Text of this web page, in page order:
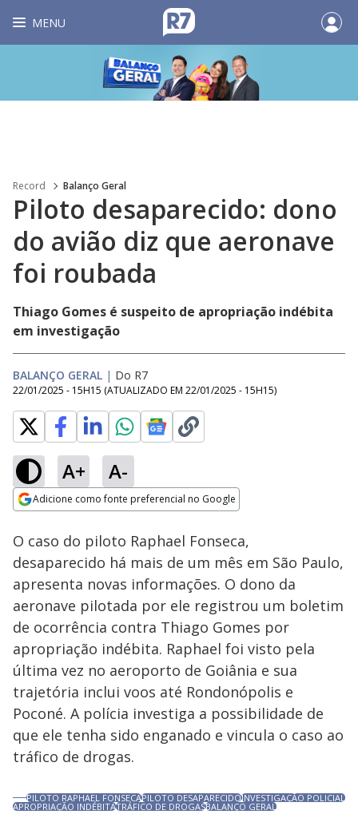
MENU
Record Balanço Geral
Piloto desaparecido: dono
do avião diz que aeronave
foi roubada
Thiago Gomes é suspeito de apropriação indébita
em investigação
BALANÇO GERAL | Do R7
22/01/2025 - 15H15 (ATUALIZADO EM 22/01/2025 - 15H15)
A+ A-
Adicione como fonte preferencial no Google
Ativar
Loaded
12.77%
O caso do piloto Raphael Fonseca,
desaparecido há mais de um mês em São Paulo,
apresenta novas informações. O dono da
aeronave pilotada por ele registrou um boletim
de ocorrência contra Thiago Gomes por
apropriação indébita. Raphael foi visto pela
última vez no aeroporto de Goiânia e sua
trajetória inclui voos até Rondonópolis e
Poconé. A polícia investiga a possibilidade de
que ele tenha sido enganado e vincula o caso ao
tráfico de drogas.
PILOTO RAPHAEL FONSECAPILOTO DESAPARECIDOINVESTIGAÇÃO POLICIAL
APROPRIAÇÃO INDÉBITATRÁFICO DE DROGASBALANÇO GERAL